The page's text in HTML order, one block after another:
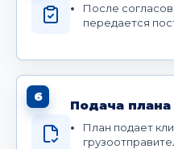
После
передается
6
Подача плана
План подает